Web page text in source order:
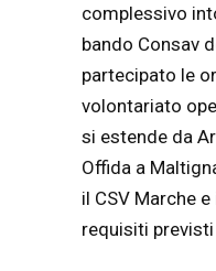
complessivo
bando Consav
partecipato le
volontariato
si estende da
Offida a
il CSV Marche
requisiti